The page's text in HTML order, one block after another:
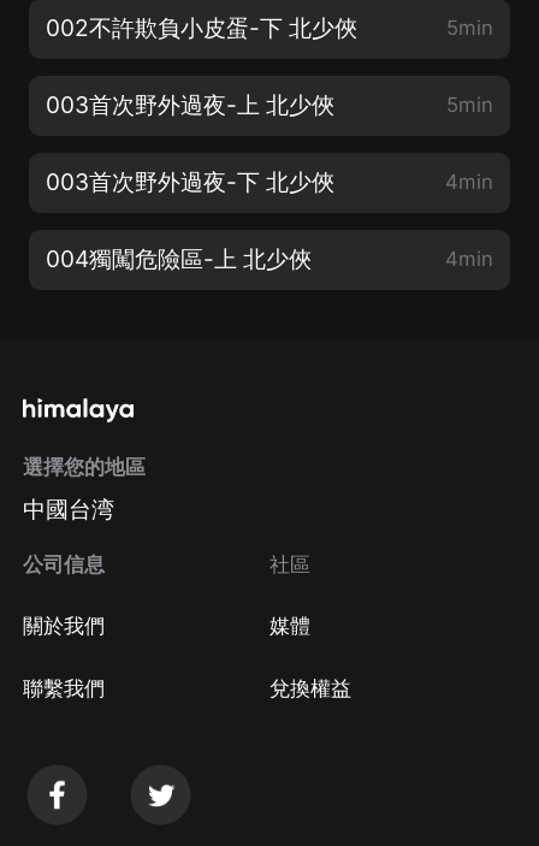
002不許欺負小皮蛋-下 北少俠 5min
003首次野外過夜-上 北少俠 5min
003首次野外過夜-下 北少俠 4min
004獨闖危險區-上 北少俠 4min
選擇您的地區
中國台湾
公司信息
關於我們
聯繫我們
社區
媒體
兌換權益